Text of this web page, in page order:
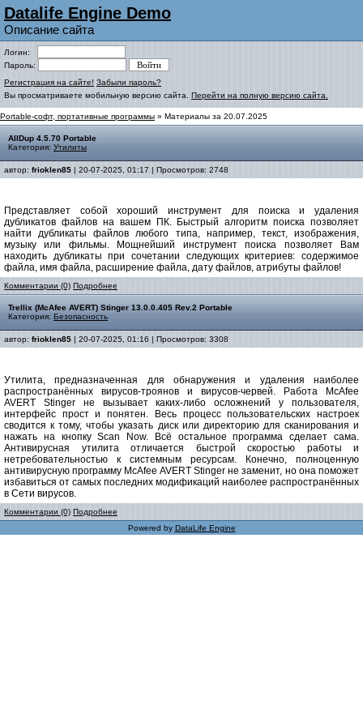
Datalife Engine Demo
Описание сайта
Логин:
Пароль:
Регистрация на сайте! Забыли пароль?
Вы просматриваете мобильную версию сайта. Перейти на полную версию сайта.
Portable-софт, портативные программы » Материалы за 20.07.2025
AllDup 4.5.70 Portable
Категория: Утилиты
автор: frioklen85 | 20-07-2025, 01:17 | Просмотров: 2748
Представляет собой хороший инструмент для поиска и удаления
дубликатов файлов на вашем ПК. Быстрый алгоритм поиска позволяет
найти дубликаты файлов любого типа, например, текст, изображения,
музыку или фильмы. Мощнейший инструмент поиска позволяет Вам
находить дубликаты при сочетании следующих критериев: содержимое
файла, имя файла, расширение файла, дату файлов, атрибуты файлов!
Комментарии (0) Подробнее
Trellix (McAfee AVERT) Stinger 13.0.0.405 Rev.2 Portable
Категория: Безопасность
автор: frioklen85 | 20-07-2025, 01:16 | Просмотров: 3308
Утилита, предназначенная для обнаружения и удаления наиболее
распространённых вирусов-троянов и вирусов-червей. Работа McAfee
AVERT Stinger не вызывает каких-либо осложнений у пользователя,
интерфейс прост и понятен. Весь процесс пользовательских настроек
сводится к тому, чтобы указать диск или директорию для сканирования и
нажать на кнопку Scan Now. Всё остальное программа сделает сама.
Антивирусная утилита отличается быстрой скоростью работы и
нетребовательностью к системным ресурсам. Конечно, полноценную
антивирусную программу McAfee AVERT Stinger не заменит, но она поможет
избавиться от самых последних модификаций наиболее распространённых
в Сети вирусов.
Комментарии (0) Подробнее
Powered by DataLife Engine